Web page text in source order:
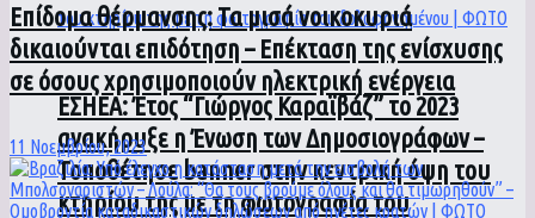
ΕΣΗΕΑ: Έτος “Γιώργος Καραϊβάζ” το 2023
ανακήρυξε η Ένωση των Δημοσιογράφων –
Τοποθέτησε banner στην κεντρική όψη του
κτηρίου της με τη φωτογραφία του
Επίδομα θέρμανσης: Τα μισά νοικοκυριά
δικαιούνται επιδότηση – Επέκταση της ενίσχυσης
σε όσους χρησιμοποιούν ηλεκτρική ενέργεια
11 Νοεμβρίου, 2023